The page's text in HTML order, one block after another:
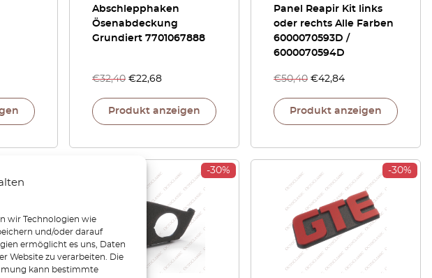
wir Technologien wie
und/oder darauf
ermöglicht es uns, Daten
Website zu verarbeiten. Die
kann bestimmte
Abschlepphaken
Ösenabdeckung
Grundiert 7701067888
€32,40 €22,68
Produkt anzeigen
Panel Reapir Kit links
oder rechts Alle Farben
6000070593D /
6000070594D
€50,40 €42,84
Produkt anzeigen
-30% -30%